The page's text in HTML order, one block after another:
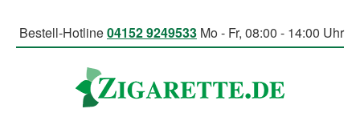
Bestell-Hotline04152 9249533 Mo - Fr, 08:00 - 14:00 Uhr